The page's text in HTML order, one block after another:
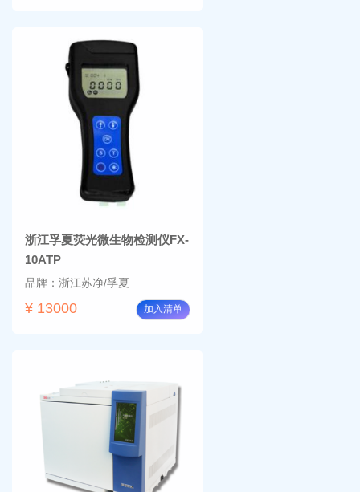
浙江孚夏荧光微生物检测仪FX-
10ATP
品牌：浙江苏净/孚夏
¥ 13000 加入清单